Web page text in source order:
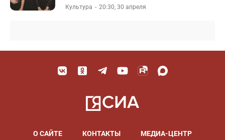
Культура 20:30, 30 апреля
О САЙТЕ КОНТАКТЫ
МЕДИА-ЦЕНТР